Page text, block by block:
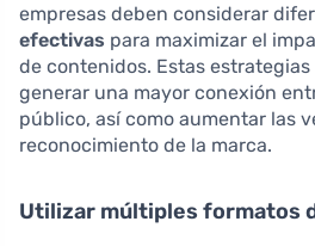
empresas deben considerar
efectivas para maximizar el
de contenidos. Estas
generar una mayor conexión
público, así como aumentar las
reconocimiento de la marca.
Utilizar múltiples formatos